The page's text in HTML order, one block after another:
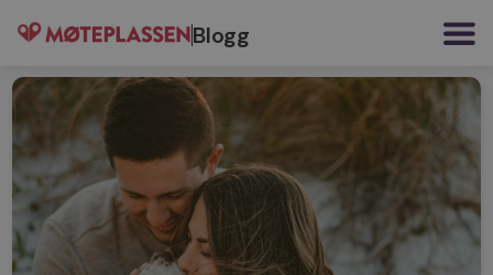
Blogg